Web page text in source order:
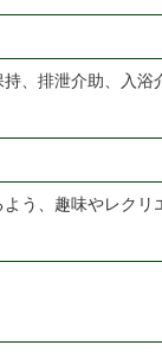
、排泄介助、入浴
う、趣味やレクリ